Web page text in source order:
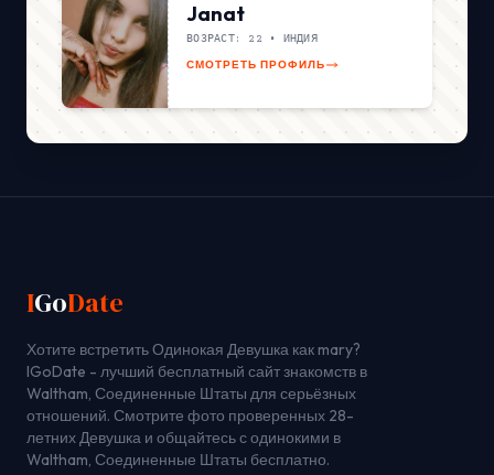
Janat
ВОЗРАСТ: 22 • ИНДИЯ
СМОТРЕТЬ ПРОФИЛЬ
IGoDate
Хотите встретить Одинокая Девушка как mary?
IGoDate - лучший бесплатный сайт знакомств в
Waltham, Соединенные Штаты для серьёзных
отношений. Смотрите фото проверенных 28-
летних Девушка и общайтесь с одинокими в
Waltham, Соединенные Штаты бесплатно.